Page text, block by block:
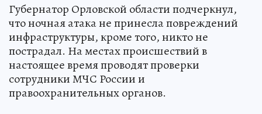
Губернатор Орловской области подчеркнул,
что ночная атака не принесла повреждений
инфраструктуры, кроме того, никто не
пострадал. На местах происшествий в
настоящее время проводят проверки
сотрудники МЧС России и
правоохранительных органов.